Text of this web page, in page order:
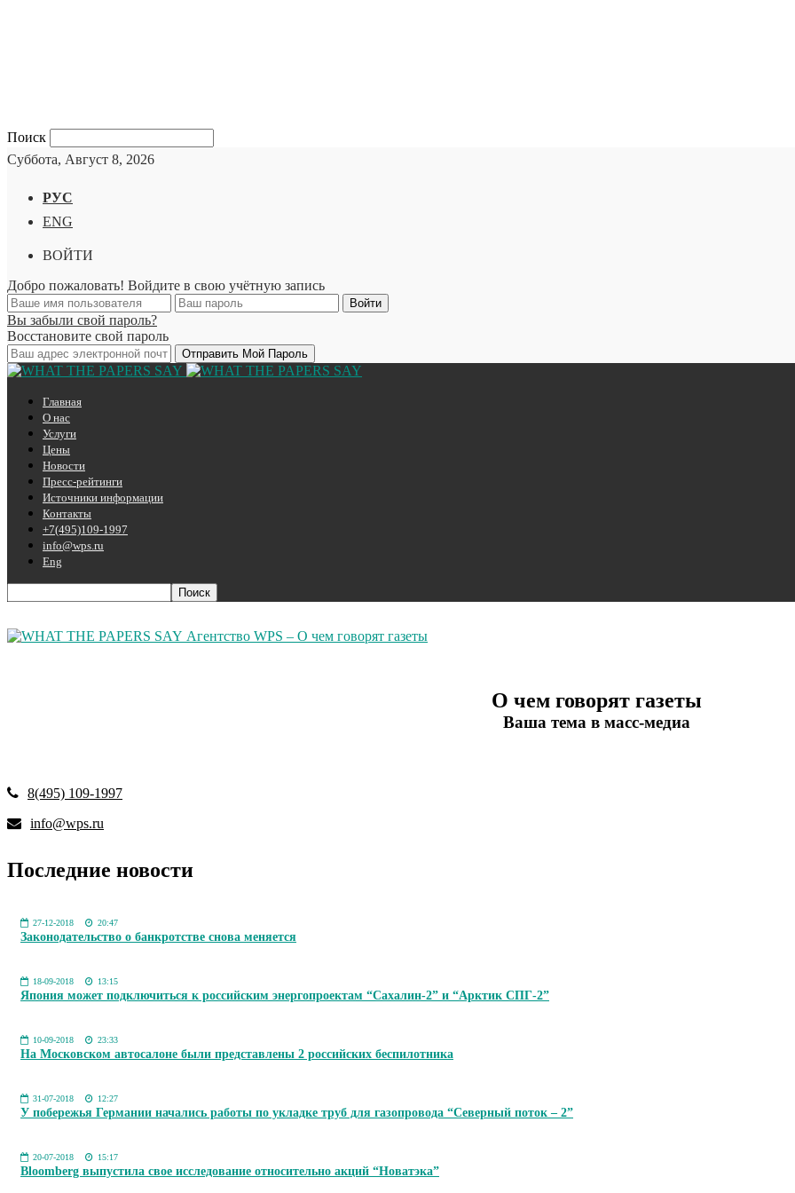
Поиск
Суббота, Август 8, 2026
РУС
ENG
ВОЙТИ
Добро пожаловать! Войдите в свою учётную запись
Вы забыли свой пароль?
Восстановите свой пароль
Главная
О нас
Услуги
Цены
Новости
Пресс-рейтинги
Источники информации
Контакты
+7(495)109-1997
info@wps.ru
Eng
Агентство WPS – О чем говорят газеты
О чем говорят газеты
Ваша тема в масс-медиа
8(495) 109-1997
info@wps.ru
Последние новости
27-12-2018 20:47
Законодательство о банкротстве снова меняется
18-09-2018 13:15
Япония может подключиться к российским энергопроектам “Сахалин-2” и “Арктик СПГ-2”
10-09-2018 23:33
На Московском автосалоне были представлены 2 российских беспилотника
31-07-2018 12:27
У побережья Германии начались работы по укладке труб для газопровода “Северный поток – 2”
20-07-2018 15:17
Bloomberg выпустила свое исследование относительно акций “Новатэка”